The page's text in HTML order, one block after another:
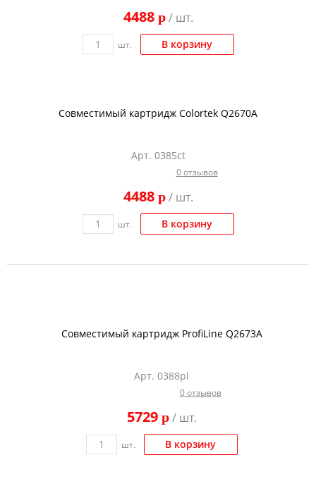
4488 p/ шт.
шт. В корзину
Совместимый картридж Colortek Q2670A
Арт. 0385ct
0 отзывов
4488 p/ шт.
шт. В корзину
Совместимый картридж ProfiLine Q2673A
Арт. 0388pl
0 отзывов
5729 p/ шт.
шт. В корзину